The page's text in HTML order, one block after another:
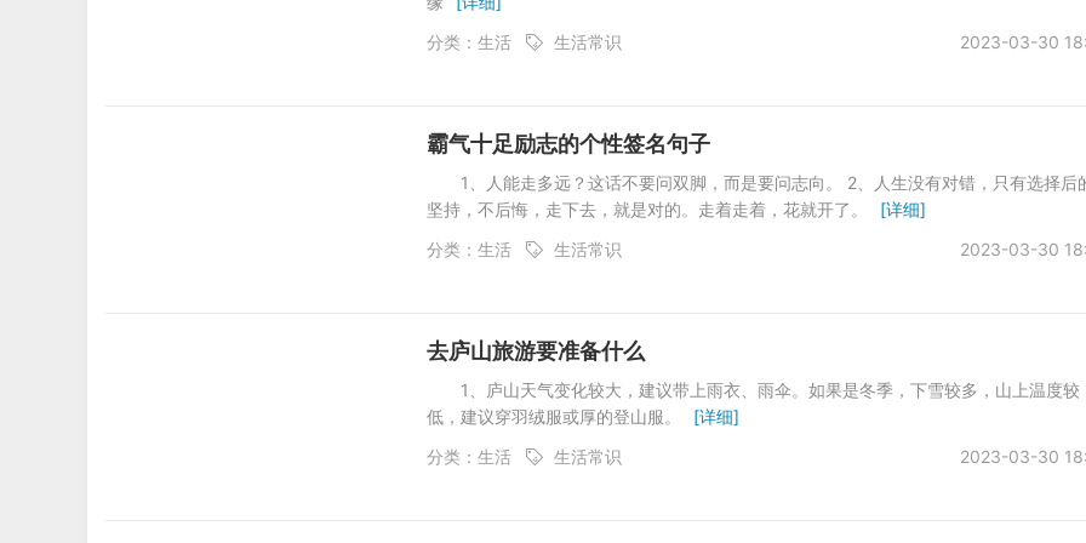
2023-03-30
分类： 生活 生活常识
霸气十足励志的个性签名句子
1、人能走多远？这话不要问双脚，而是要问志向。 2、人生没有对错，只有选择后
坚持，不后悔，走下去，就是对的。走着走着，花就开了。
[详细]
2023-03-30
分类： 生活 生活常识
去庐山旅游要准备什么
1、庐山天气变化较大，建议带上雨衣、雨伞。如果是冬季，下雪较多，山上温度较
低，建议穿羽绒服或厚的登山服。
[详细]
2023-03-30
分类： 生活 生活常识